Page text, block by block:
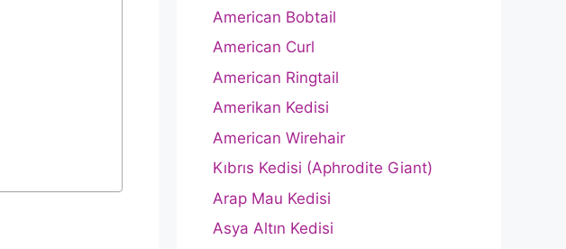
American Bobtail
American Curl
American Ringtail
Amerikan Kedisi
American Wirehair
Kıbrıs Kedisi (Aphrodite Giant)
Arap Mau Kedisi
Asya Altın Kedisi